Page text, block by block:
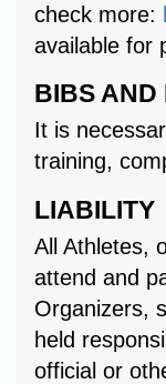
check more:
available for
BIBS AND
It is
training,
LIABILITY
All Athletes,
attend and
Organizers,
held
official or